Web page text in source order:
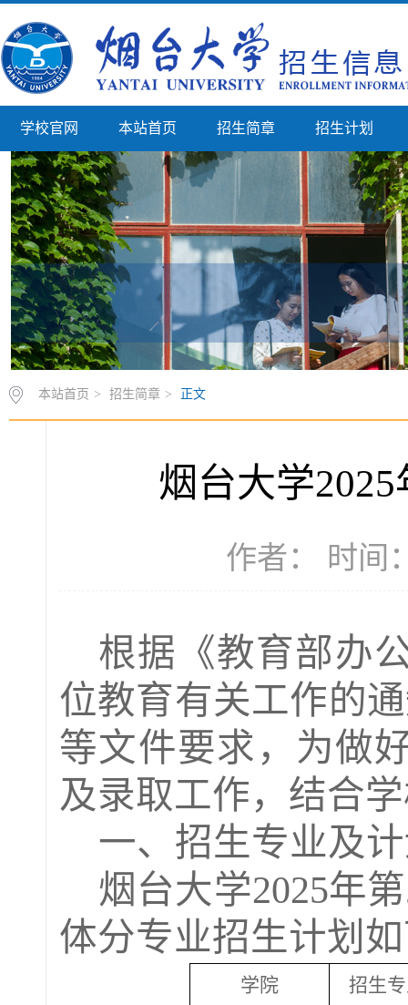
学校官网 本站首页 招生简章 招生计划
本站首页 > 招生简章 > 正文
烟台大学
作者： 时间
根据 《教育部办
位教育有关工作的
等文件要求 ，为做
及录取工作，结合
一、 招生专业及
烟台大学2025年
体分专业招生计划
学院 招生